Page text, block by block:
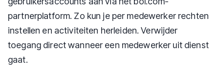
partnerplatform. Zo kun je per medewerker rechten
instellen en activiteiten herleiden. Verwijder
toegang direct wanneer een medewerker uit dienst
gaat.